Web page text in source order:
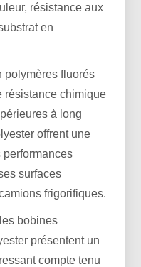
résistance aux
en
polymères fluorés
résistance chimique
à long
offrent une
performances
surfaces
frigorifiques.
bobines
présentent un
compte tenu